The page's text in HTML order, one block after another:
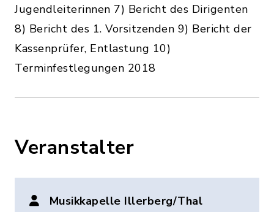
Jugendleiterinnen 7) Bericht des Dirigenten
8) Bericht des 1. Vorsitzenden 9) Bericht der
Kassenprüfer, Entlastung 10)
Terminfestlegungen 2018
Veranstalter
Musikkapelle Illerberg/Thal